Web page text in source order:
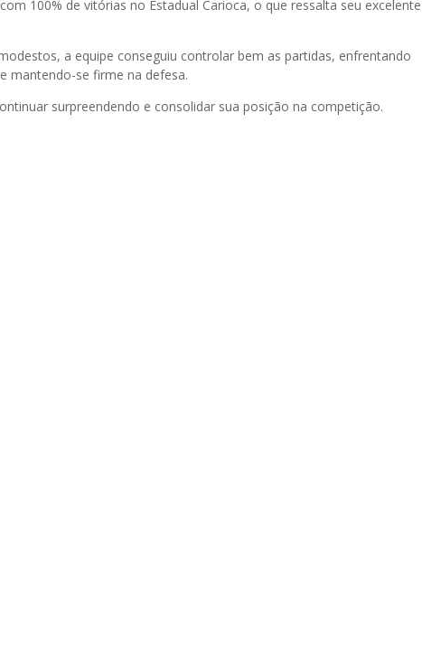
100% de vitórias no Estadual Carioca, o que ressalta seu excelente
a equipe conseguiu controlar bem as partidas, enfrentando
mantendo-se firme na defesa.
surpreendendo e consolidar sua posição na competição.